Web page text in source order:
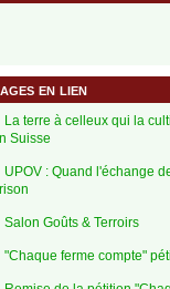
en lien
La terre à celleux qui la
Suisse
UPOV : Quand l'échange
Salon Goûts & Terroirs
"Chaque ferme compte"